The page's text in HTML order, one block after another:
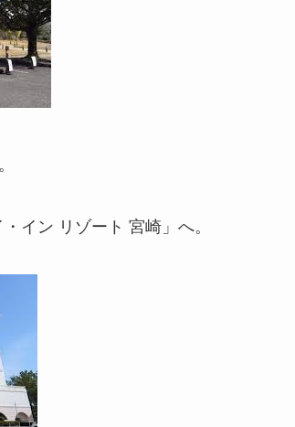
イン リゾート 宮崎」へ。